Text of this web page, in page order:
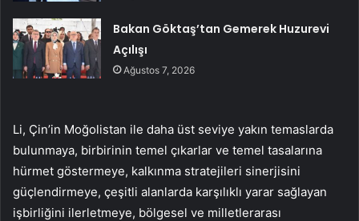
Bakan Göktaş’tan Gemerek Huzurevi
Açılışı
Ağustos 7, 2026
Li, Çin’in Moğolistan ile daha üst seviye yakın temaslarda
bulunmaya, birbirinin temel çıkarlar ve temel tasalarına
hürmet göstermeye, kalkınma stratejileri sinerjisini
güçlendirmeye, çeşitli alanlarda karşılıklı yarar sağlayan
işbirliğini ilerletmeye, bölgesel ve milletlerarası